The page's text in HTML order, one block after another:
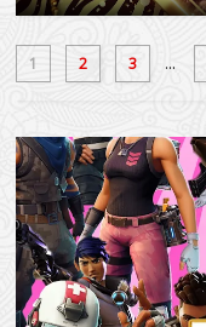
1 2 3 ...